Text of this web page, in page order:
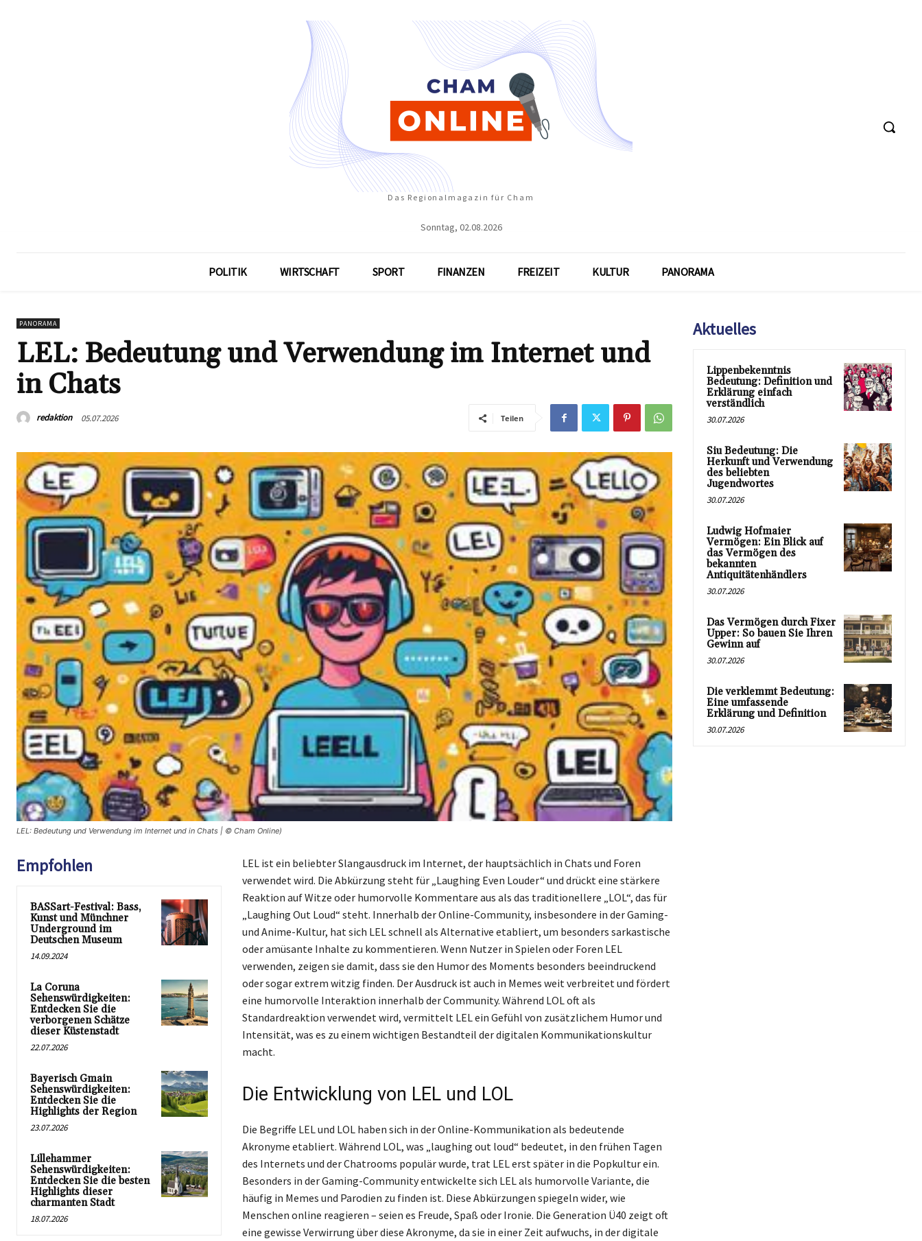
Das Regionalmagazin für Cham
Sonntag, 02.08.2026
POLITIK WIRTSCHAFT SPORT FINANZEN FREIZEIT KULTUR PANORAMA
PANORAMA
LEL: Bedeutung und Verwendung im Internet und
in Chats
redaktion 05.07.2026 Teilen
LEL: Bedeutung und Verwendung im Internet und in Chats | © Cham Online)
Empfohlen
BASSart-Festival: Bass,
Kunst und Münchner
Underground im
Deutschen Museum
14.09.2024
La Coruna
Sehenswürdigkeiten:
Entdecken Sie die
verborgenen Schätze
dieser Küstenstadt
22.07.2026
Bayerisch Gmain
Sehenswürdigkeiten:
Entdecken Sie die
Highlights der Region
23.07.2026
Lillehammer
Sehenswürdigkeiten:
Entdecken Sie die besten
Highlights dieser
charmanten Stadt
18.07.2026
LEL ist ein beliebter Slangausdruck im Internet, der hauptsächlich in Chats und Foren
verwendet wird. Die Abkürzung steht für „Laughing Even Louder“ und drückt eine stärkere
Reaktion auf Witze oder humorvolle Kommentare aus als das traditionellere „LOL“, das für
„Laughing Out Loud“ steht. Innerhalb der Online-Community, insbesondere in der Gaming-
und Anime-Kultur, hat sich LEL schnell als Alternative etabliert, um besonders sarkastische
oder amüsante Inhalte zu kommentieren. Wenn Nutzer in Spielen oder Foren LEL
verwenden, zeigen sie damit, dass sie den Humor des Moments besonders beeindruckend
oder sogar extrem witzig finden. Der Ausdruck ist auch in Memes weit verbreitet und fördert
eine humorvolle Interaktion innerhalb der Community. Während LOL oft als
Standardreaktion verwendet wird, vermittelt LEL ein Gefühl von zusätzlichem Humor und
Intensität, was es zu einem wichtigen Bestandteil der digitalen Kommunikationskultur
macht.
Die Entwicklung von LEL und LOL
Die Begriffe LEL und LOL haben sich in der Online-Kommunikation als bedeutende
Akronyme etabliert. Während LOL, was „laughing out loud“ bedeutet, in den frühen Tagen
des Internets und der Chatrooms populär wurde, trat LEL erst später in die Popkultur ein.
Besonders in der Gaming-Community entwickelte sich LEL als humorvolle Variante, die
häufig in Memes und Parodien zu finden ist. Diese Abkürzungen spiegeln wider, wie
Menschen online reagieren – seien es Freude, Spaß oder Ironie. Die Generation Ü40 zeigt oft
eine gewisse Verwirrung über diese Akronyme, da sie in einer Zeit aufwuchs, in der digitale
Aktuelles
Lippenbekenntnis
Bedeutung: Definition und
Erklärung einfach
verständlich
30.07.2026
Siu Bedeutung: Die
Herkunft und Verwendung
des beliebten
Jugendwortes
30.07.2026
Ludwig Hofmaier
Vermögen: Ein Blick auf
das Vermögen des
bekannten
Antiquitätenhändlers
30.07.2026
Das Vermögen durch Fixer
Upper: So bauen Sie Ihren
Gewinn auf
30.07.2026
Die verklemmt Bedeutung:
Eine umfassende
Erklärung und Definition
30.07.2026